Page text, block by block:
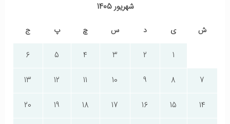
شهریور 1405
ش ی د س چ پ ج
1
2
3
4
5
6
7
8
9
10
11
12
13
14
15
16
17
18
19
20